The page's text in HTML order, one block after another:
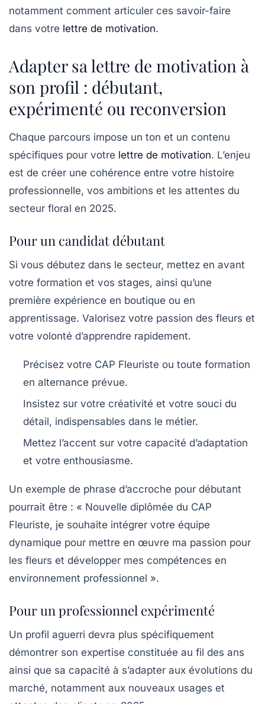
notamment comment articuler ces savoir-faire
dans votre lettre de motivation.
Adapter sa lettre de motivation à
son profil : débutant,
expérimenté ou reconversion
Chaque parcours impose un ton et un contenu
spécifiques pour votre lettre de motivation. L’enjeu
est de créer une cohérence entre votre histoire
professionnelle, vos ambitions et les attentes du
secteur floral en 2025.
Pour un candidat débutant
Si vous débutez dans le secteur, mettez en avant
votre formation et vos stages, ainsi qu’une
première expérience en boutique ou en
apprentissage. Valorisez votre passion des fleurs et
votre volonté d’apprendre rapidement.
Précisez votre CAP Fleuriste ou toute formation
en alternance prévue.
Insistez sur votre créativité et votre souci du
détail, indispensables dans le métier.
Mettez l’accent sur votre capacité d’adaptation
et votre enthousiasme.
Un exemple de phrase d’accroche pour débutant
pourrait être : « Nouvelle diplômée du CAP
Fleuriste, je souhaite intégrer votre équipe
dynamique pour mettre en œuvre ma passion pour
les fleurs et développer mes compétences en
environnement professionnel ».
Pour un professionnel expérimenté
Un profil aguerri devra plus spécifiquement
démontrer son expertise constituée au fil des ans
ainsi que sa capacité à s’adapter aux évolutions du
marché, notamment aux nouveaux usages et